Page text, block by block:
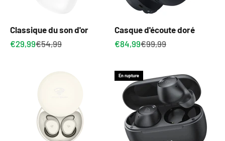
Classique du son d'or
Prix de vente
€29,99Prix normal
€54,99
Casque d'écoute doré
Prix de vente
€84,99Prix normal
€99,99
En rupture